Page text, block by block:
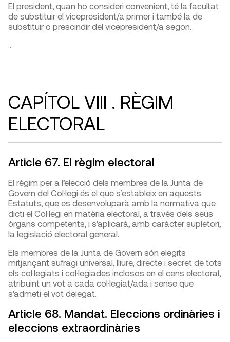
El president, quan ho consideri convenient, té la facultat
de substituir el vicepresident/a primer i també la de
substituir o prescindir del vicepresident/a segon.
…
CAPÍTOL VIII . RÈGIM
ELECTORAL
Article 67. El règim electoral
El règim per a l’elecció dels membres de la Junta de
Govern del Col·legi és el que s’estableix en aquests
Estatuts, que es desenvoluparà amb la normativa que
dicti el Col·legi en matèria electoral, a través dels seus
òrgans competents, i s’aplicarà, amb caràcter supletori,
la legislació electoral general.
Els membres de la Junta de Govern són elegits
mitjançant sufragi universal, lliure, directe i secret de tots
els col·legiats i col·legiades inclosos en el cens electoral,
atribuint un vot a cada col·legiat/ada i sense que
s’admeti el vot delegat.
Article 68. Mandat. Eleccions ordinàries i
eleccions extraordinàries